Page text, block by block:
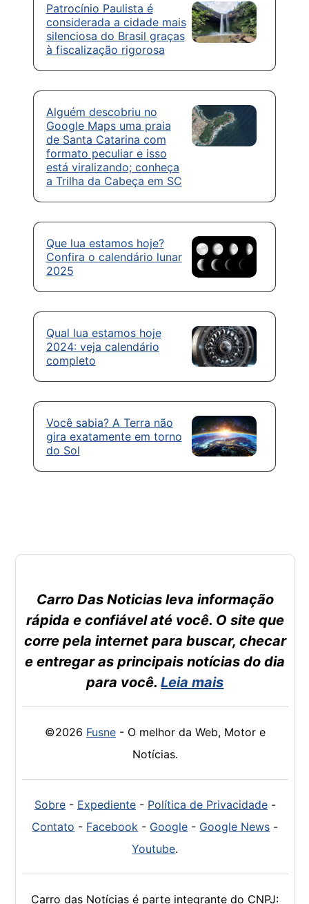
Patrocínio Paulista é
considerada a cidade mais
silenciosa do Brasil graças
à fiscalização rigorosa
Alguém descobriu no
Google Maps uma praia
de Santa Catarina com
formato peculiar e isso
está viralizando; conheça
a Trilha da Cabeça em SC
Que lua estamos hoje?
Confira o calendário lunar
2025
Qual lua estamos hoje
2024: veja calendário
completo
Você sabia? A Terra não
gira exatamente em torno
do Sol
Carro Das Noticias leva informação
rápida e confiável até você. O site que
corre pela internet para buscar, checar
e entregar as principais notícias do dia
para você.Leia mais
©2026 Fusne- O melhor da Web, Motor e
Notícias.
Sobre- Expediente- Política de Privacidade-
Contato - Facebook - Google - Google News -
Youtube.
Carro das Notícias é parte integrante do CNPJ: